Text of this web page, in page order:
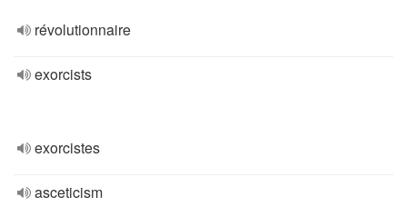
révolutionnaire
exorcists
exorcistes
asceticism